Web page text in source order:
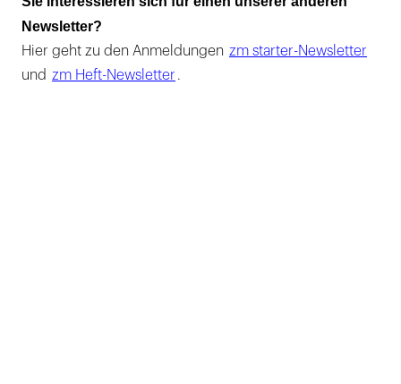
Newsletter?
Hier geht zu den Anmeldungen zm starter-Newsletter
und zm Heft-Newsletter .